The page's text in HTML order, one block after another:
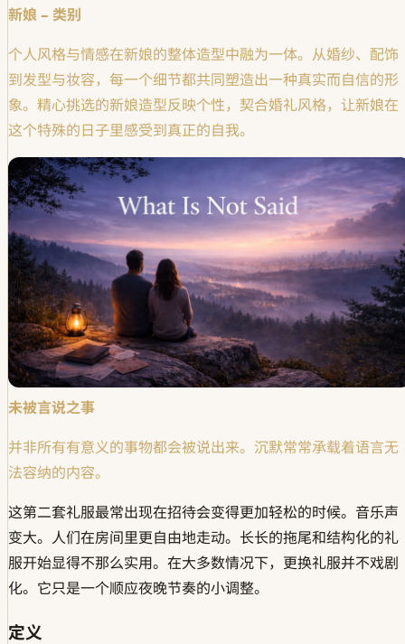
新娘 – 类别
个人风格与情感在新娘的整体造型中融为一体。从婚纱、配饰
到发型与妆容，每一个细节都共同塑造出一种真实而自信的形
象。精心挑选的新娘造型反映个性，契合婚礼风格，让新娘在
这个特殊的日子里感受到真正的自我。
未被言说之事
并非所有有意义的事物都会被说出来。沉默常常承载着语言无
法容纳的内容。
这第二套礼服最常出现在招待会变得更加轻松的时候。音乐声
变大。人们在房间里更自由地走动。长长的拖尾和结构化的礼
服开始显得不那么实用。在大多数情况下，更换礼服并不戏剧
化。它只是一个顺应夜晚节奏的小调整。
定义